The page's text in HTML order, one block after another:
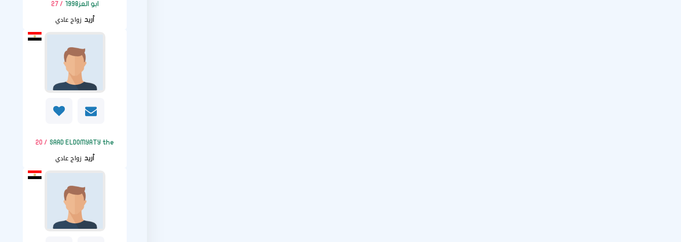
ابو العز1998 / 27
أريد زواج عادي
SAAD ELDOMYATY the
/ 20
أريد زواج عادي